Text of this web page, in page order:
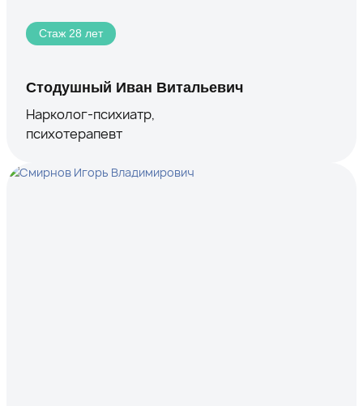
Стаж 28 лет
Стодушный Иван Витальевич
Нарколог-психиатр,
психотерапевт